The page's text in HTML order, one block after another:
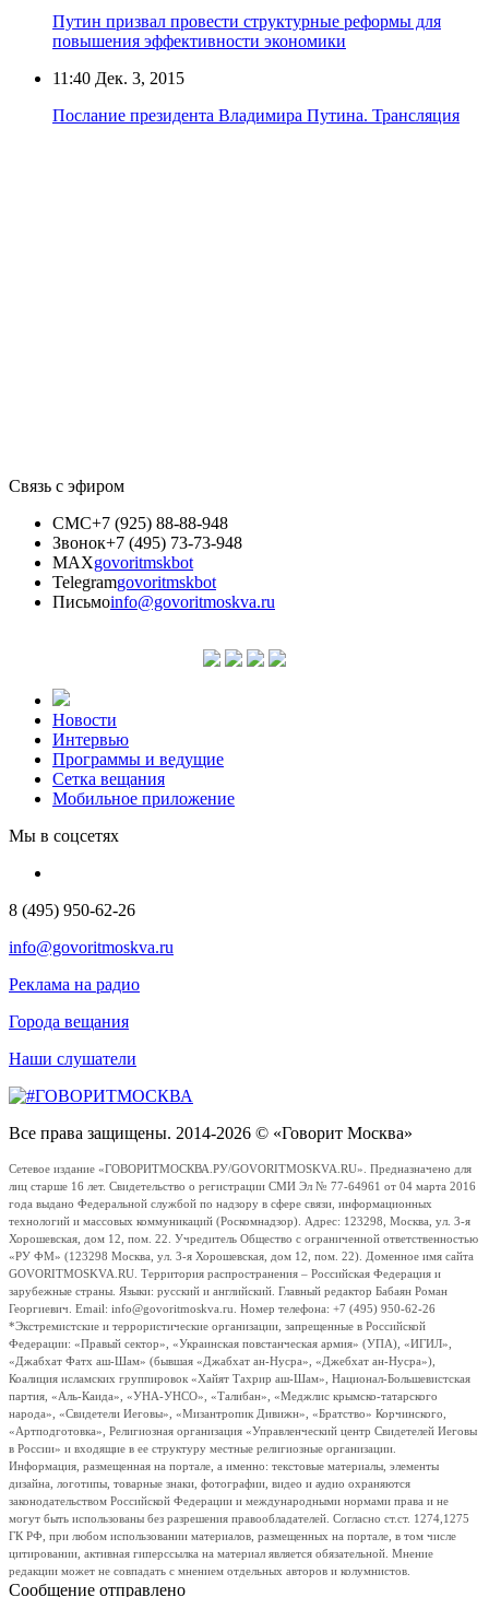
Путин призвал провести структурные реформы для
повышения эффективности экономики
11:40 Дек. 3, 2015
Послание президента Владимира Путина. Трансляция
Связь с эфиром
СМС+7 (925) 88-88-948
Звонок+7 (495) 73-73-948
MAXgovoritmskbot
Telegramgovoritmskbot
Письмоinfo@govoritmoskva.ru
Новости
Интервью
Программы и ведущие
Сетка вещания
Мобильное приложение
Мы в соцсетях
8 (495) 950-62-26
info@govoritmoskva.ru
Реклама на радио
Города вещания
Наши слушатели
Все права защищены. 2014-2026 © «Говорит Москва»
Сетевое издание «ГОВОРИТМОСКВА.РУ/GOVORITMOSKVA.RU». Предназначено для
лиц старше 16 лет. Свидетельство о регистрации СМИ Эл № 77-64961 от 04 марта 2016
года выдано Федеральной службой по надзору в сфере связи, информационных
технологий и массовых коммуникаций (Роскомнадзор). Адрес: 123298, Москва, ул. 3-я
Хорошевская, дом 12, пом. 22. Учредитель Общество с ограниченной ответственностью
«РУ ФМ» (123298 Москва, ул. 3-я Хорошевская, дом 12, пом. 22). Доменное имя сайта
GOVORITMOSKVA.RU. Территория распространения – Российская Федерация и
зарубежные страны. Языки: русский и английский. Главный редактор Бабаян Роман
Георгиевич. Email: info@govoritmoskva.ru. Номер телефона: +7 (495) 950-62-26
*Экстремистские и террористические организации, запрещенные в Российской
Федерации: «Правый сектор», «Украинская повстанческая армия» (УПА), «ИГИЛ»,
«Джабхат Фатх аш-Шам» (бывшая «Джабхат ан-Нусра», «Джебхат ан-Нусра»),
Коалиция исламских группировок «Хайят Тахрир аш-Шам», Национал-Большевистская
партия, «Аль-Каида», «УНА-УНСО», «Талибан», «Меджлис крымско-татарского
народа», «Свидетели Иеговы», «Мизантропик Дивижн», «Братство» Корчинского,
«Артподготовка», Религиозная организация «Управленческий центр Свидетелей Иеговы
в России» и входящие в ее структуру местные религиозные организации.
Информация, размещенная на портале, а именно: текстовые материалы, элементы
дизайна, логотипы, товарные знаки, фотографии, видео и аудио охраняются
законодательством Российской Федерации и международными нормами права и не
могут быть использованы без разрешения правообладателей. Согласно ст.ст. 1274,1275
ГК РФ, при любом использовании материалов, размещенных на портале, в том числе
цитировании, активная гиперссылка на материал является обязательной. Мнение
редакции может не совпадать с мнением отдельных авторов и колумнистов.
Сообщение отправлено